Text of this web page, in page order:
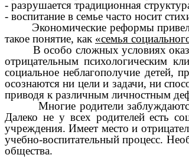
- разрушается традиционная
- воспитание в семье часто носит
Экономические реформы привели
такое понятие, как «семья
В особо сложных условиях
отрицательным психологическим
социальное неблагополучие детей,
осознаются ни цели и задачи, ни
приводя к различным личностным
Многие родители заблуждаются в
Далеко не у всех родителей есть
учреждения. Имеет место и
учебно-воспитательный процесс.
общества.